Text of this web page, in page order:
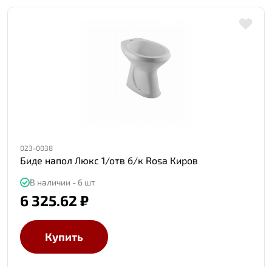
023-0038
Биде напол Люкс 1/отв б/к Rosa Киров
В наличии - 6 шт
6 325.62 ₽
Купить